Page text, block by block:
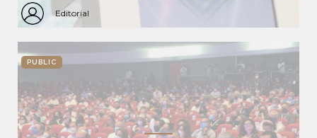
Editorial
PUBLIC